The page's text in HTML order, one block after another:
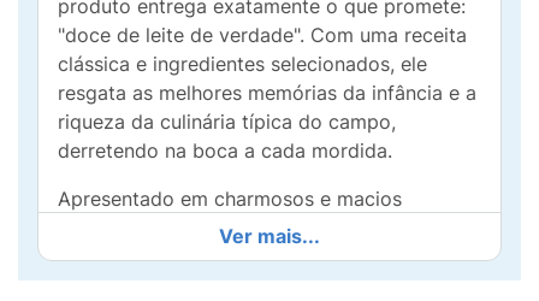
produto entrega exatamente o que promete:
"doce de leite de verdade". Com uma receita
clássica e ingredientes selecionados, ele
resgata as melhores memórias da infância e a
riqueza da culinária típica do campo,
derretendo na boca a cada mordida.
Apresentado em charmosos e macios
tabletes (formato de corte)
vem carinhosamente estampado com a
vaquinha mascote da marca. É a opção
Ver mais...